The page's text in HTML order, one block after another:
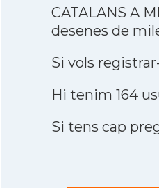
CATALANS A
desenes de
Si vols
Hi tenim 164
Si tens cap